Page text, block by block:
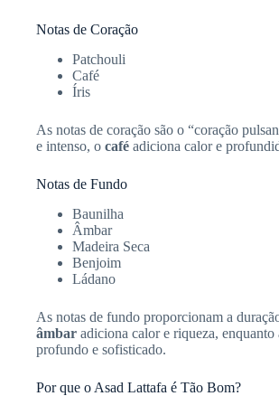
Notas de Coração
Patchouli
Café
Íris
As notas de coração são o “coração
e intenso, o café adiciona calor e
Notas de Fundo
Baunilha
Âmbar
Madeira Seca
Benjoim
Ládano
As notas de fundo proporcionam a
âmbar adiciona calor e riqueza, enquanto
profundo e sofisticado.
Por que o Asad Lattafa é Tão Bom?